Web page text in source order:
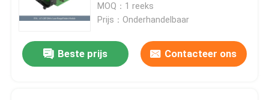
MOQ：1 reeks
Prijs：Onderhandelbaar
Beste prijs Contacteer ons